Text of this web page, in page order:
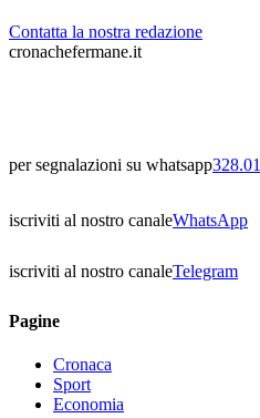
Contatta la nostra redazione
cronachefermane.it
per segnalazioni su whatsapp
iscriviti al nostro canaleWhatsApp
iscriviti al nostro canaleTelegram
Pagine
Cronaca
Sport
Economia